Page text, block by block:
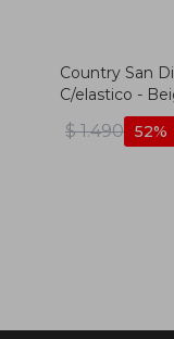
Country San
C/elastico -
$ 1.490 52